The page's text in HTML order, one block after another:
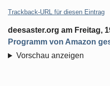
Trackback-URL für diesen Eintrag
deesaster.org am Freitag,
Programm von Amazon
Vorschau anzeigen